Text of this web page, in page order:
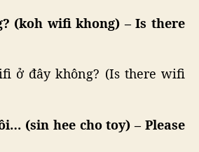
(koh wifi khong) – Is there
ở đây không? (Is there wifi
(sin hee cho toy) – Please